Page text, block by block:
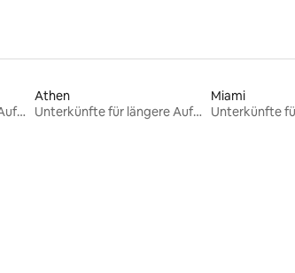
Unterkünfte für längere Aufenthalte
Athen
Unterkünfte für längere Aufenthalte
Miami